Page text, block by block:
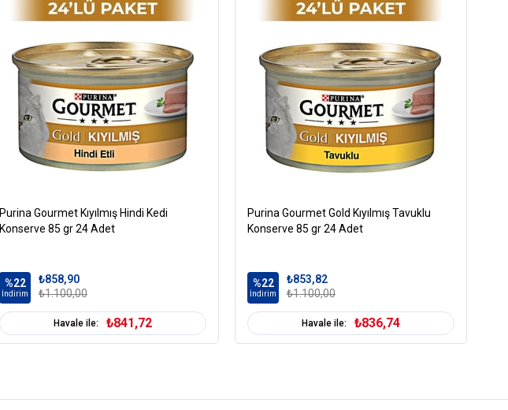
Kedi Maması Ambalaj Pate
Kedi Maması Kıvam
Kedi Irk Özelliği Tümüne Uygun
Purina Gourmet Kıyılmış Hindi Kedi
Konserve 85 gr 24 Adet
%22
İndirim
₺858,90
₺1.100,00
Havale ile: ₺841,72
Purina Gourmet Gold Kıyılmış Tavuklu
Konserve 85 gr 24 Adet
%22
İndirim
₺853,82
₺1.100,00
Havale ile: ₺836,74